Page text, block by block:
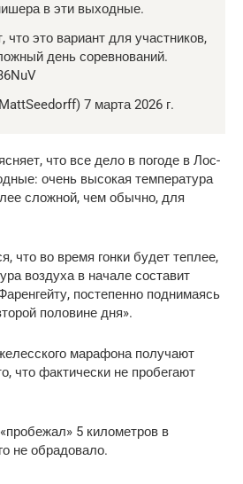
в эти выходные.
что это вариант для участников,
день соревнований.
7 марта 2026 г.
что все дело в погоде в Лос-
очень высокая температура
сложной, чем обычно, для
что во время гонки будет теплее,
воздуха в начале составит
постепенно поднимаясь
половине дня».
5 километров в
не обрадовало.